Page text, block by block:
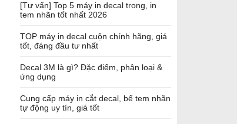
[Tư vấn] Top 5 máy in decal trong, in
tem nhãn tốt nhất 2026
TOP máy in decal cuộn chính hãng, giá
tốt, đáng đầu tư nhất
Decal 3M là gì? Đặc điểm, phân loại &
ứng dụng
Cung cấp máy in cắt decal, bế tem nhãn
tự động uy tín, giá tốt